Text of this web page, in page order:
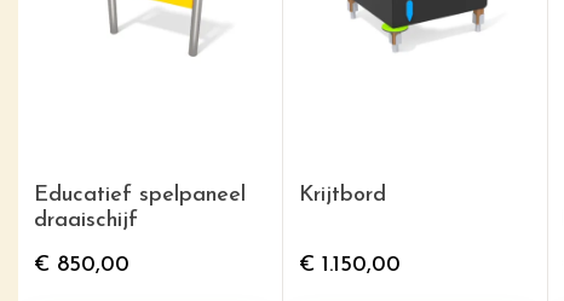
Educatief spelpaneel
draaischijf
€ 850,00
Krijtbord
€ 1.150,00